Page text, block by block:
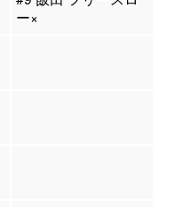
ー×